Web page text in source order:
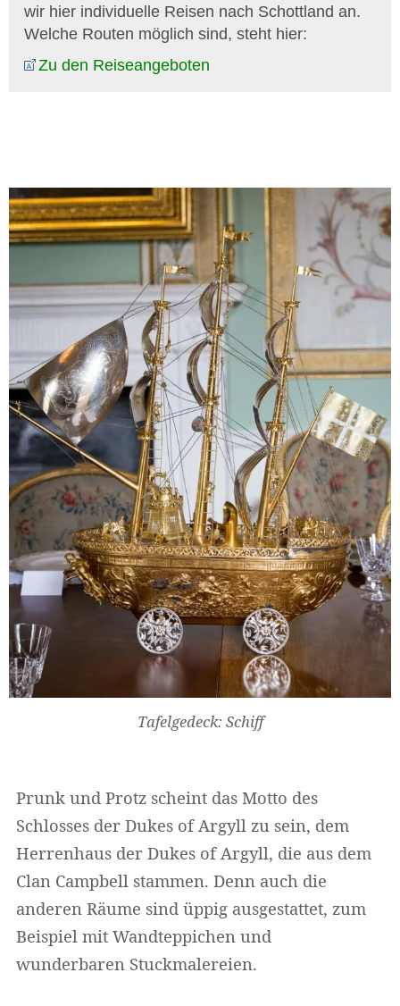
wir hier individuelle Reisen nach Schottland an.
Welche Routen möglich sind, steht hier:
Zu den Reiseangeboten
Tafelgedeck: Schiff
Prunk und Protz scheint das Motto des
Schlosses der Dukes of Argyll zu sein, dem
Herrenhaus der Dukes of Argyll, die aus dem
Clan Campbell stammen. Denn auch die
anderen Räume sind üppig ausgestattet, zum
Beispiel mit Wandteppichen und
wunderbaren Stuckmalereien.